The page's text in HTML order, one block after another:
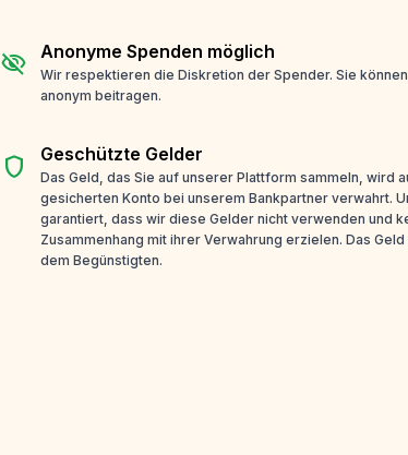
visibility_off Anonyme Spenden möglich
Wir respektieren die Diskretion der Spender. Sie
anonym beitragen.
shield Geschützte Gelder
Das Geld, das Sie auf unserer Plattform sammeln, wird
gesicherten Konto bei unserem Bankpartner verwahrt.
garantiert, dass wir diese Gelder nicht verwenden und
Zusammenhang mit ihrer Verwahrung erzielen. Das
dem Begünstigten.